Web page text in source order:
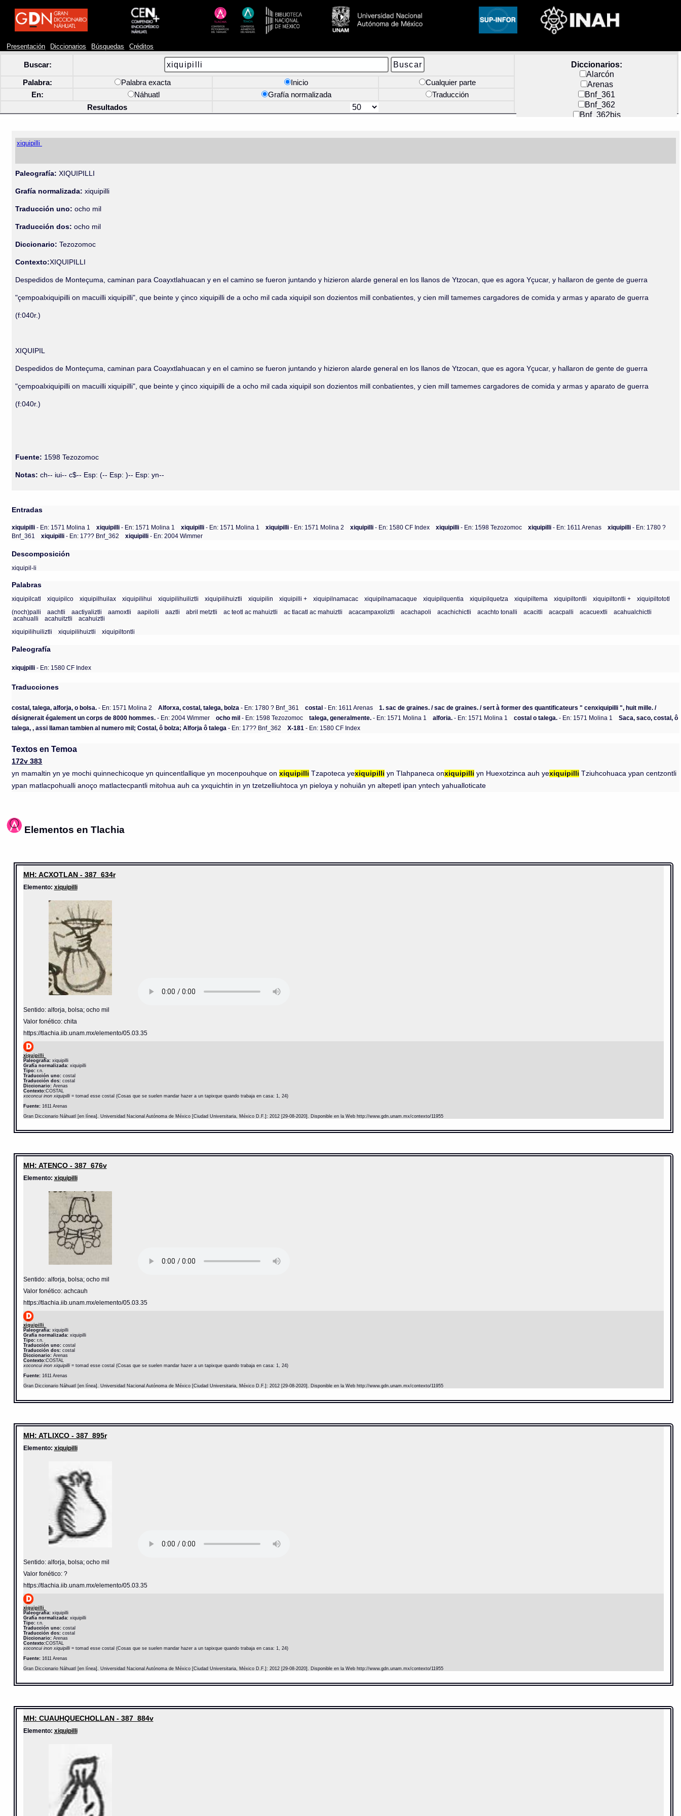
Presentación Diccionarios Búsquedas Créditos
Buscar:
Diccionarios:
Alarcón
Arenas
Bnf_361
Bnf_362
Bnf_362bis
Docs_México
Tezozomoc
Wimmer
Palabra: Palabra exacta Inicio
Cualquier parte
En:
Náhuatl Grafía normalizada
Traducción
Resultados
xiquipilli
Paleografía: XIQUIPILLI
Grafía normalizada: xiquipilli
Traducción uno: ocho mil
Traducción dos: ocho mil
Diccionario:Tezozomoc
Contexto:XIQUIPILLI
Despedidos de Monteçuma, caminan para Coayxtlahuacan y en el camino se fueron juntando y hizieron alarde general en los llanos de Ytzocan, que es agora Yçucar, y hallaron de gente de guerra
"çempoalxiquipilli on macuilli xiquipilli", que beinte y çinco xiquipilli de a ocho mil cada xiquipil son dozientos mill conbatientes, y cien mill tamemes cargadores de comida y armas y aparato de guerra
(f:040r.)
XIQUIPIL
Despedidos de Monteçuma, caminan para Coayxtlahuacan y en el camino se fueron juntando y hizieron alarde general en los llanos de Ytzocan, que es agora Yçucar, y hallaron de gente de guerra
"çempoalxiquipilli on macuilli xiquipilli", que beinte y çinco xiquipilli de a ocho mil cada xiquipil son dozientos mill conbatientes, y cien mill tamemes cargadores de comida y armas y aparato de guerra
(f:040r.)
Fuente: 1598 Tezozomoc
Notas: ch-- iui-- c$-- Esp: (-- Esp: )-- Esp: yn--
Entradas
xiquipilli- En: 1571 Molina 1 xiquipilli- En: 1571 Molina 1 xiquipilli- En: 1571 Molina 1 xiquipilli- En: 1571 Molina 2 xiquipilli- En: 1580 CF Index xiquipilli- En: 1598 Tezozomoc xiquipilli- En: 1611 Arenas xiquipilli- En: 1780 ?
Bnf_361
xiquipilli- En: 17?? Bnf_362 xiquipilli- En: 2004 Wimmer
Descomposición
xiquipil-li
Palabras
xiquipilcatl xiquipilco xiquipilhuilax xiquipilihui xiquipilihuiliztli xiquipilihuiztli xiquipilin xiquipilli + xiquipilnamacac xiquipilnamacaque xiquipilquentia xiquipilquetza xiquipiltema xiquipiltontli xiquipiltontli +
xiquipiltototl
(noch)palli
aachtli aactiyaliztli aamoxtli aapilolli aaztli abril metztli ac teotl ac mahuiztli ac tlacatl ac mahuiztli acacampaxoliztli acachapoli acachichictli acachto tonalli acacitli acacpalli acacuextli
acahualchictli
acahualli
acahuitztli
acahuiztli
xiquipilihuiliztli
xiquipilihuiztli xiquipiltontli
Paleografía
xiqujpilli - En: 1580 CF Index
Traducciones
costal, talega, alforja, o bolsa. - En: 1571 Molina 2 Alforxa, costal, talega, bolza - En: 1780 ? Bnf_361 costal - En: 1611 Arenas
1. sac de graines. / sac de graines. / sert à former des quantificateurs " cenxiquipilli ", huit mille. /
désignerait également un corps de 8000 hommes. - En: 2004 Wimmer ocho mil - En: 1598 Tezozomoc talega, generalmente. - En: 1571 Molina 1 alforia. - En: 1571 Molina 1 costal o talega. - En: 1571 Molina 1
Saca, saco, costal, ô
talega, , assi llaman tambien al numero mil; Costal, ô bolza; Alforja ô talega - En: 17?? Bnf_362 X-181 - En: 1580 CF Index
Textos en Temoa
172v 383
yn mamaltin yn ye mochi quinnechicoque yn quincentlallique yn mocenpouhque onxiquipilli Tzapoteca yexiquipilli yn Tlahpaneca onxiquipilli yn Huexotzinca auh yexiquipilli Tziuhcohuaca ypan centzontli
ypan matlacpohualli anoço matlactecpantli mitohua auh ca yxquichtin in yn tzetzelliuhtoca yn pieloya y nohuiân yn altepetl ipan yntech yahualloticate
Elementos en Tlachia
MH: ACXOTLAN - 387_634r
Elemento: xiquipilli
Sentido: alforja, bolsa; ocho mil
Valor fonético: chita
https://tlachia.iib.unam.mx/elemento/05.03.35
xiquipilli
Paleografía:xiquipilli
Grafía normalizada:xiquipilli
Tipo:r.n.
Traducción uno:costal
Traducción dos:costal
Diccionario: Arenas
Contexto:COSTAL
xoconcui inon xiquipilli = tomad esse costal (Cosas que se suelen mandar hazer a un tapixque quando trabaja en casa: 1, 24)
Fuente:1611 Arenas
Gran Diccionario Náhuatl [en línea]. Universidad Nacional Autónoma de México [Ciudad Universitaria, México D.F.]: 2012 [29-08-2020]. Disponible en la Web http://www.gdn.unam.mx/contexto/11955
MH: ATENCO - 387_676v
Elemento: xiquipilli
Sentido: alforja, bolsa; ocho mil
Valor fonético: achcauh
https://tlachia.iib.unam.mx/elemento/05.03.35
xiquipilli
Paleografía:xiquipilli
Grafía normalizada:xiquipilli
Tipo:r.n.
Traducción uno:costal
Traducción dos:costal
Diccionario: Arenas
Contexto:COSTAL
xoconcui inon xiquipilli = tomad esse costal (Cosas que se suelen mandar hazer a un tapixque quando trabaja en casa: 1, 24)
Fuente:1611 Arenas
Gran Diccionario Náhuatl [en línea]. Universidad Nacional Autónoma de México [Ciudad Universitaria, México D.F.]: 2012 [29-08-2020]. Disponible en la Web http://www.gdn.unam.mx/contexto/11955
MH: ATLIXCO - 387_895r
Elemento: xiquipilli
Sentido: alforja, bolsa; ocho mil
Valor fonético: ?
https://tlachia.iib.unam.mx/elemento/05.03.35
xiquipilli
Paleografía:xiquipilli
Grafía normalizada:xiquipilli
Tipo:r.n.
Traducción uno:costal
Traducción dos:costal
Diccionario: Arenas
Contexto:COSTAL
xoconcui inon xiquipilli = tomad esse costal (Cosas que se suelen mandar hazer a un tapixque quando trabaja en casa: 1, 24)
Fuente:1611 Arenas
Gran Diccionario Náhuatl [en línea]. Universidad Nacional Autónoma de México [Ciudad Universitaria, México D.F.]: 2012 [29-08-2020]. Disponible en la Web http://www.gdn.unam.mx/contexto/11955
MH: CUAUHQUECHOLLAN - 387_884v
Elemento: xiquipilli